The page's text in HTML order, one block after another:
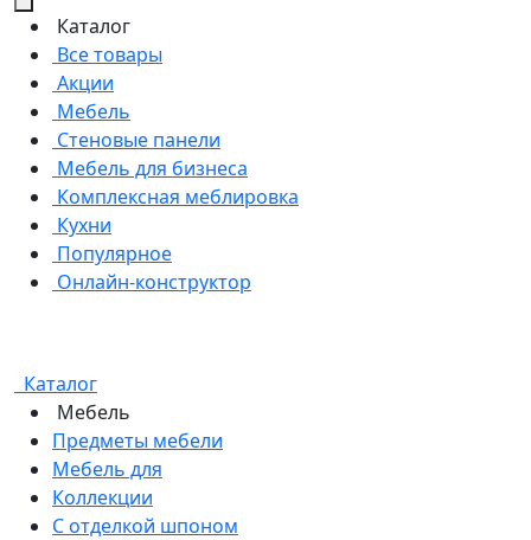
Каталог
Все товары
Акции
Мебель
Стеновые панели
Мебель для бизнеса
Комплексная меблировка
Кухни
Популярное
Онлайн-конструктор
Каталог
Мебель
Предметы мебели
Мебель для
Коллекции
С отделкой шпоном